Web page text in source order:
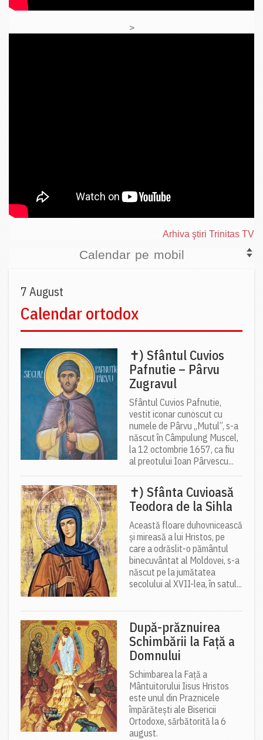
>
Arhiva ştiri Trinitas TV
Calendar pe mobil
7 August
Calendar ortodox
✝) Sfântul Cuvios
Pafnutie – Pârvu
Zugravul
Sfântul Cuvios Pafnutie,
vestit iconar cunoscut cu
numele de Pârvu „Mutul”, s-a
născut în Câmpulung Muscel,
la 12 octombrie 1657, ca fiu
al preotului Ioan Pârvescu...
✝) Sfânta Cuvioasă
Teodora de la Sihla
Această floare duhovnicească
și mireasă a lui Hristos, pe
care a odrăslit-o pământul
binecuvântat al Moldovei, s-a
născut pe la jumătatea
secolului al XVII-lea, în satul...
După-prăznuirea
Schimbării la Față a
Domnului
Schimbarea la Față a
Mântuitorului Iisus Hristos
este unul din Praznicele
împărătești ale Bisericii
Ortodoxe, sărbătorită la 6
august.